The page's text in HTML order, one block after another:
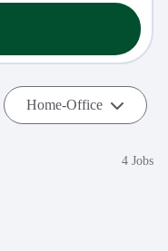
Home-Office
4 Jobs